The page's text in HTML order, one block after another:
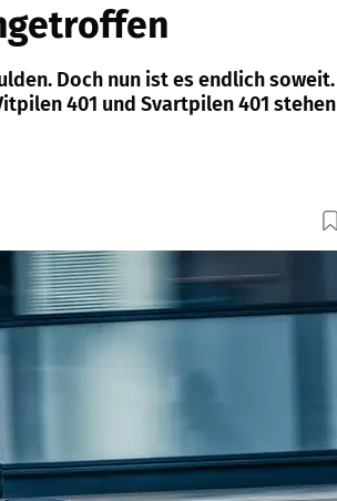
Doch nun ist es endlich soweit.
401 und Svartpilen 401 stehen